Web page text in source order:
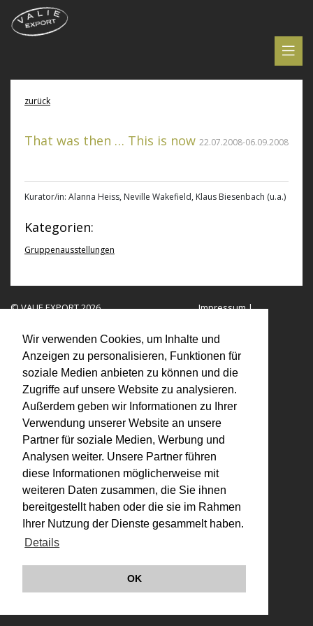
Wir verwenden Cookies, um Inhalte und
Anzeigen zu personalisieren, Funktionen für
soziale Medien anbieten zu können und die
Zugriffe auf unsere Website zu analysieren.
Außerdem geben wir Informationen zu Ihrer
Verwendung unserer Website an unsere
Partner für soziale Medien, Werbung und
Analysen weiter. Unsere Partner führen
diese Informationen möglicherweise mit
weiteren Daten zusammen, die Sie ihnen
bereitgestellt haben oder die sie im Rahmen
Ihrer Nutzung der Dienste gesammelt haben.
Details
OK
zurück
That was then … This is now 22.07.2008-06.09.2008
Kurator/in: Alanna Heiss, Neville Wakefield, Klaus Biesenbach (u.a.)
Kategorien:
Gruppenausstellungen
© VALIE EXPORT 2026
Impressum |
Links